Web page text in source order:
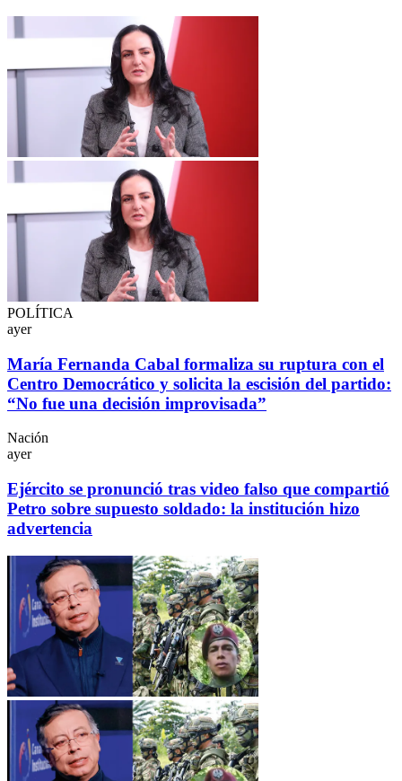
POLÍTICA
ayer
María Fernanda Cabal formaliza su ruptura con el
Centro Democrático y solicita la escisión del partido:
“No fue una decisión improvisada”
Nación
ayer
Ejército se pronunció tras video falso que compartió
Petro sobre supuesto soldado: la institución hizo
advertencia